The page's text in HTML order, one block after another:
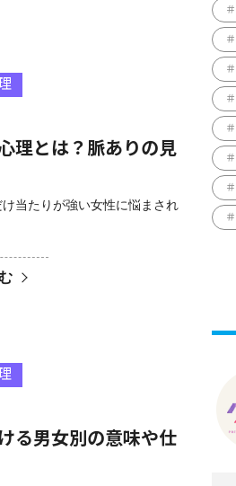
理とは？脈ありの見
当たりが強い女性に悩まされ
る男女別の意味や仕